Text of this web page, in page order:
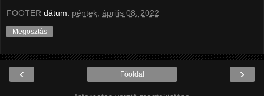
FOOTER dátum: péntek, április 08, 2022
Megosztás
‹ ›
Főoldal